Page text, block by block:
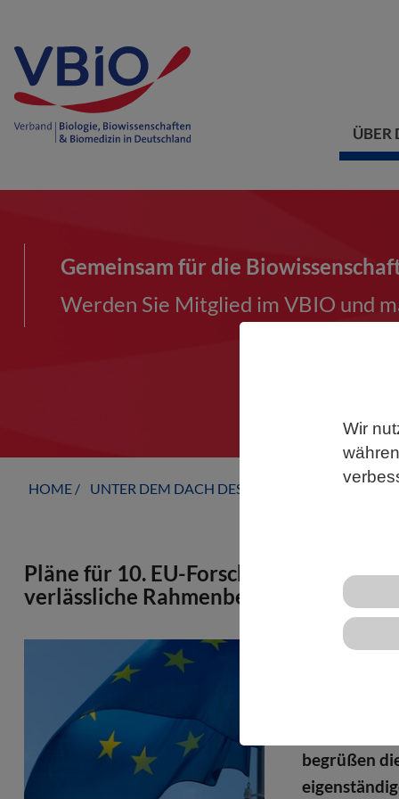
Wir
ÜBER
Gemeinsam für die
Werden Sie Mitglied im VBIO und
HOME UNTER DEM DACH DES VBIO
Pläne für 10. EU-
verlässliche Rahmenbedingungen
In der
2028
begrüßen